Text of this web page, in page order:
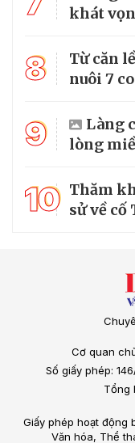
khát
8
Từ căn
nuôi 7
9
Làng
lòng
10 Thăm
sử về
Cơ quan
Số giấy phép:
Tổng
Giấy phép hoạt động
Văn hóa, Thể